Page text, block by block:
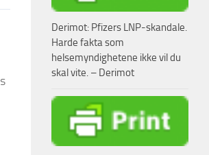
Derimot: Pfizers LNP-skandale.
Harde fakta som
helsemyndighetene ikke vil du
skal vite. – Derimot